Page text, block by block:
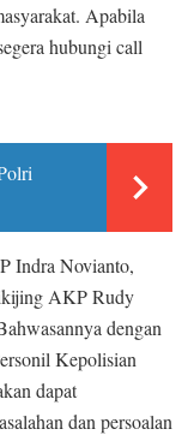
Apabila
hubungi call
Indra Novianto,
AKP Rudy
dengan
Kepolisian
dapat
dan persoalan